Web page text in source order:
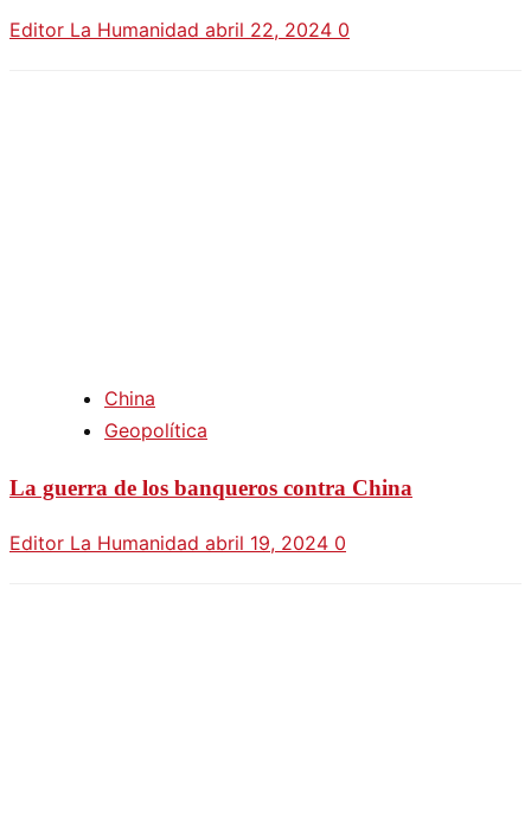
Editor La Humanidad abril 22, 2024 0
China
Geopolítica
La guerra de los banqueros contra China
Editor La Humanidad abril 19, 2024 0